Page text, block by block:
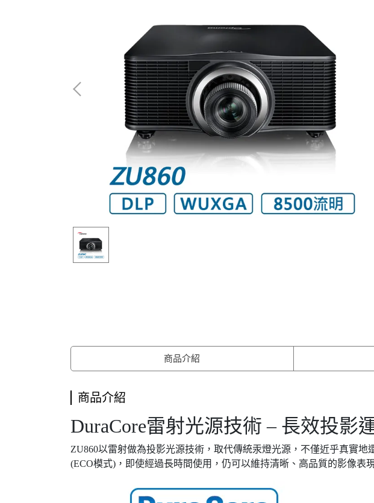
商品介紹
商品介紹
DuraCore雷射光源技術 – 長效投影
ZU860以雷射做為投影光源技術，取代傳統汞燈光源，不僅近乎真實
(ECO模式)，即使經過長時間使用，仍可以維持清晰、高品質的影像表